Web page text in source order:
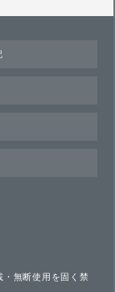
・無断使用を固く禁